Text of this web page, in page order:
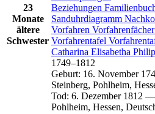
23
Monate
ältere
Schwester
Beziehungen
Sanduhrdiagramm
Vorfahren Vorfahrenfächer
Vorfahrentafel
Catharina Elisabetha
1749–1812
Geburt: 16. November
Steinberg, Pohlheim,
Tod: 6. Dezember 1812 —
Pohlheim, Hessen,